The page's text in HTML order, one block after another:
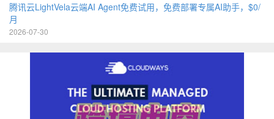
腾讯云LightVela云端AI Agent免费试用，免费部署专属AI助手，$0/
月
2026-07-30